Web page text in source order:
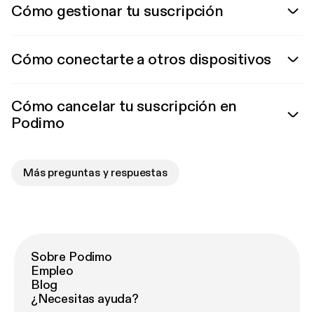
Cómo gestionar tu suscripción
Cómo conectarte a otros dispositivos
Cómo cancelar tu suscripción en
Podimo
Más preguntas y respuestas
Sobre Podimo
Empleo
Blog
¿Necesitas ayuda?